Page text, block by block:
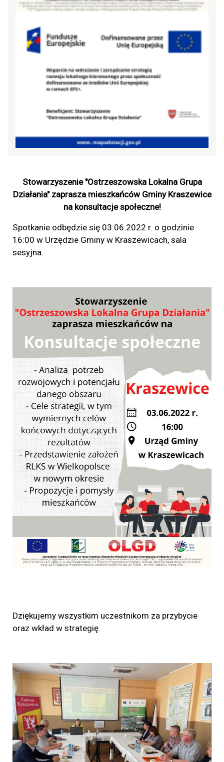
Stowarzyszenie "Ostrzeszowska Lokalna Grupa
Działania" zaprasza mieszkańców Gminy Kraszewice
na konsultacje społeczne!
Spotkanie odbędzie się 03.06.2022 r. o godzinie
16:00 w Urzędzie Gminy w Kraszewicach, sala
sesyjna.
Dziękujemy wszystkim uczestnikom za przybycie
oraz wkład w strategię.